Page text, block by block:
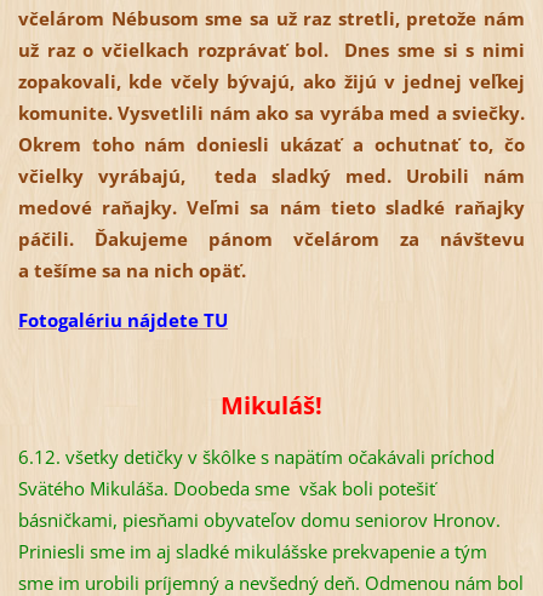
včelárom Nébusom sme sa už raz stretli, pretože nám
už raz o včielkach rozprávať bol. Dnes sme si s nimi
zopakovali, kde včely bývajú, ako žijú v jednej veľkej
komunite. Vysvetlili nám ako sa vyrába med a sviečky.
Okrem toho nám doniesli ukázať a ochutnať to, čo
včielky vyrábajú, teda sladký med. Urobili nám
medové raňajky. Veľmi sa nám tieto sladké raňajky
páčili. Ďakujeme pánom včelárom za návštevu
a tešíme sa na nich opäť.
Fotogalériu nájdete TU
Mikuláš!
6.12. všetky detičky v škôlke s napätím očakávali príchod
Svätého Mikuláša. Doobeda sme však boli potešiť
básničkami, piesňami obyvateľov domu seniorov Hronov.
Priniesli sme im aj sladké mikulášske prekvapenie a tým
sme im urobili príjemný a nevšedný deň. Odmenou nám bol